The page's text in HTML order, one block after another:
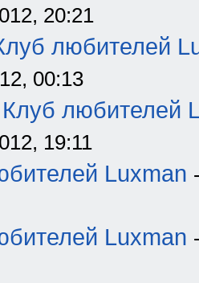
20:21
любителей
00:13
любителей
19:11
Luxman
Luxman